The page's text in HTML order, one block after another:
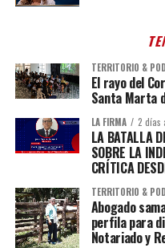
TERRITORIO &
El rayo del
Santa Marta
LA FIRMA 2 días
LA BATALLA
SOBRE LA
CRÍTICA
TERRITORIO &
Abogado
perfila para
Notariado y